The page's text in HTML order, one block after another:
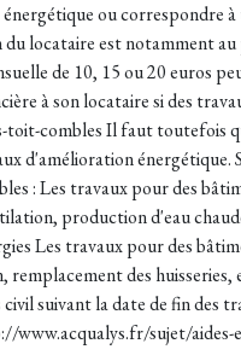
ou correspondre
est notamment au
de 10, 15 ou 20 euros
à son locataire si des
combles Il faut toutefois
d'amélioration énergétique.
: Les travaux pour des
production d'eau
Les travaux pour des
des
suivant la date de fin
sujet/